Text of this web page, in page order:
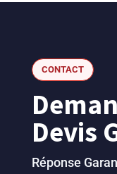
CONTACT
Devis
Réponse